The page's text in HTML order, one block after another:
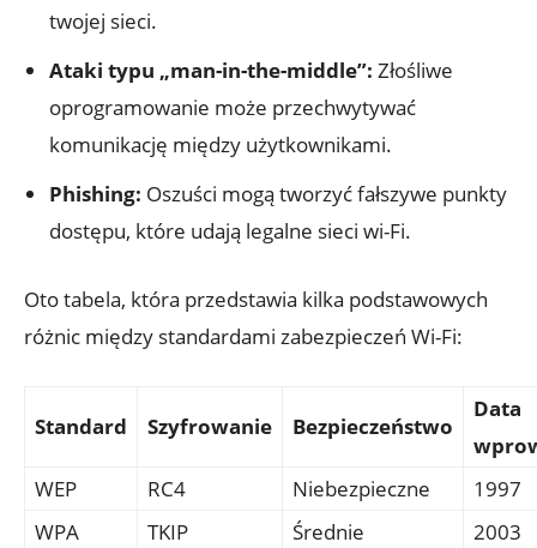
twojej ⁢sieci.
Ataki typu „man-in-the-middle”: ‍Złośliwe⁢
oprogramowanie może przechwytywać
komunikację między użytkownikami.
Phishing: Oszuści mogą tworzyć fałszywe ⁤punkty
dostępu, które ⁢udają legalne sieci wi-Fi.
Oto tabela, która ⁤przedstawia kilka podstawowych‌
różnic między standardami ‌zabezpieczeń Wi-Fi:
Standard Szyfrowanie Bezpieczeństwo
Data
WEP
RC4 Niebezpieczne
1997
WPA
TKIP Średnie
2003